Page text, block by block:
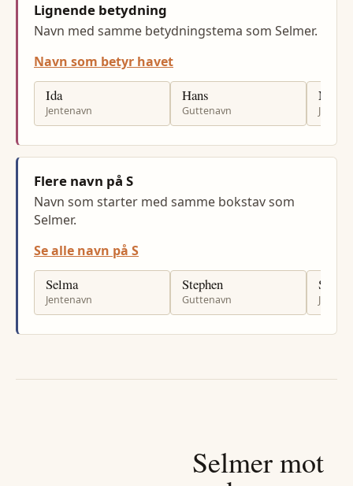
Lignende betydning
Navn med samme betydningstema som Selmer.
Navn som betyr havet
Ida
Jentenavn
Hans
Guttenavn
Nina
Flere navn på S
Navn som starter med samme bokstav som
Selmer.
Se alle navn på S
Selma
Jentenavn
Stephen
Guttenavn
Susan
Selmermot